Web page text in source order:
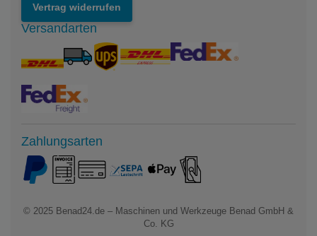
Vertrag widerrufen
Versandarten
Zahlungsarten
© 2025 Benad24.de – Maschinen und Werkzeuge Benad GmbH &
Co. KG